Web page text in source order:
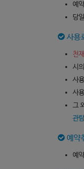
예
당
사용
천
시
사
사
그
관
예약
예